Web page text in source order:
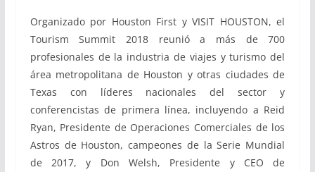
Organizado por Houston First y VISIT HOUSTON, el
Tourism Summit 2018 reunió a más de 700
profesionales de la industria de viajes y turismo del
área metropolitana de Houston y otras ciudades de
Texas con líderes nacionales del sector y
conferencistas de primera línea, incluyendo a Reid
Ryan, Presidente de Operaciones Comerciales de los
Astros de Houston, campeones de la Serie Mundial
de 2017, y Don Welsh, Presidente y CEO de